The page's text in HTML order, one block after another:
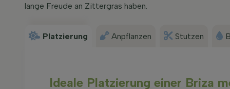
lange Freude an Zittergras haben.
Platzierung Anpflanzen Stutzen
Ideale Platzierung einer Briza